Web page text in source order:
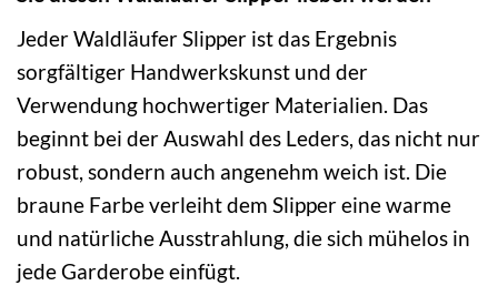
Jeder Waldläufer Slipper ist das Ergebnis
sorgfältiger Handwerkskunst und der
Verwendung hochwertiger Materialien. Das
beginnt bei der Auswahl des Leders, das nicht nur
robust, sondern auch angenehm weich ist. Die
braune Farbe verleiht dem Slipper eine warme
und natürliche Ausstrahlung, die sich mühelos in
jede Garderobe einfügt.